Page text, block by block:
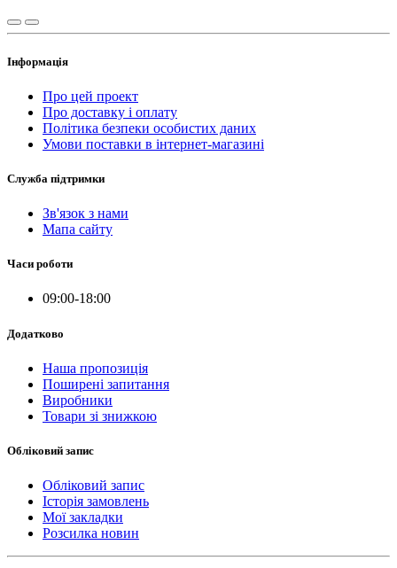
Інформація
Про цей проект
Про доставку і оплату
Політика безпеки особистих даних
Умови поставки в інтернет-магазині
Служба підтримки
Зв'язок з нами
Мапа сайту
Часи роботи
09:00-18:00
Додатково
Наша пропозиція
Поширені запитання
Виробники
Товари зі знижкою
Обліковий запис
Обліковий запис
Історія замовлень
Мої закладки
Розсилка новин